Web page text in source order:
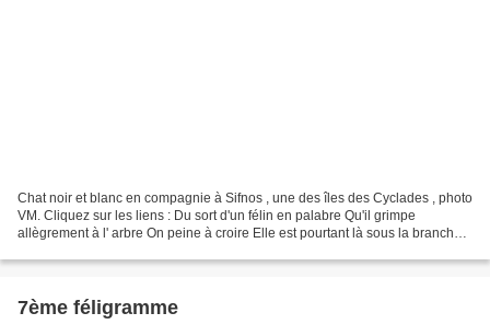
Chat noir et blanc en compagnie à Sifnos , une des îles des Cyclades , photo
VM. Cliquez sur les liens : Du sort d'un félin en palabre Qu'il grimpe
allègrement à l' arbre On peine à croire Elle est pourtant là sous la branche
7ème féligramme